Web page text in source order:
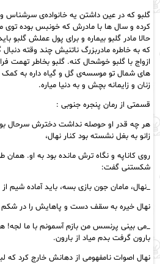
گلبو که در عین داشتن یه خانواده‌ی سرشناس
کرده و سال ها با مادرش که خونبس بوده
حالا مادر گلبو بیماره و برای پول عملش گلبو
که به خاطره مادربزرگ ناتنیش چند وقته دنبال
ازواج با گلبو خوشحال کنه. گلبو بخاطر تهمت
های شمال تو موسسه‌ی گل و گیاه داره به
زنان و زایمانه بچش و به دنیا میاره.
قسمتی از رمان پنجره جنوبی :
هر چه قدر او حوصله نداشت دخترش سرحال
زانو به بغل نشسته بود کنار نهال،
روی کاناپه و نگاه ترش مانده بود به او. همان
شکستنی گفت:
_نهال، مامان جون بازی بسه، باید آماده شیم
نهال خیره به سقف دست و پاهایش را در
_می بینی پرنسس من بازم آسمونم با ما لجه!
بارون گرفت بدم میاد از بارون.
نهال اصوات نامفهومی از دهانش خارج کرد که